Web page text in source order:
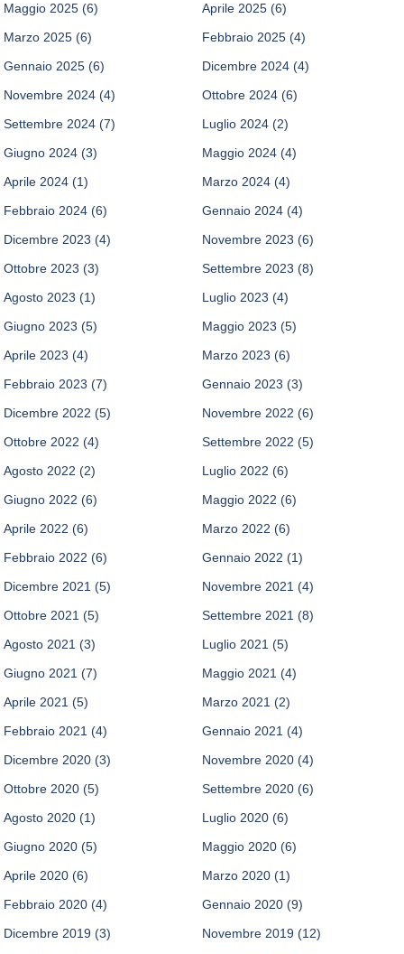
Maggio 2025 (6) Aprile 2025 (6)
Marzo 2025 (6) Febbraio 2025 (4)
Gennaio 2025 (6) Dicembre 2024 (4)
Novembre 2024 (4) Ottobre 2024 (6)
Settembre 2024 (7) Luglio 2024 (2)
Giugno 2024 (3) Maggio 2024 (4)
Aprile 2024 (1) Marzo 2024 (4)
Febbraio 2024 (6) Gennaio 2024 (4)
Dicembre 2023 (4) Novembre 2023 (6)
Ottobre 2023 (3) Settembre 2023 (8)
Agosto 2023 (1) Luglio 2023 (4)
Giugno 2023 (5) Maggio 2023 (5)
Aprile 2023 (4) Marzo 2023 (6)
Febbraio 2023 (7) Gennaio 2023 (3)
Dicembre 2022 (5) Novembre 2022 (6)
Ottobre 2022 (4) Settembre 2022 (5)
Agosto 2022 (2) Luglio 2022 (6)
Giugno 2022 (6) Maggio 2022 (6)
Aprile 2022 (6) Marzo 2022 (6)
Febbraio 2022 (6) Gennaio 2022 (1)
Dicembre 2021 (5) Novembre 2021 (4)
Ottobre 2021 (5) Settembre 2021 (8)
Agosto 2021 (3) Luglio 2021 (5)
Giugno 2021 (7) Maggio 2021 (4)
Aprile 2021 (5) Marzo 2021 (2)
Febbraio 2021 (4) Gennaio 2021 (4)
Dicembre 2020 (3) Novembre 2020 (4)
Ottobre 2020 (5) Settembre 2020 (6)
Agosto 2020 (1) Luglio 2020 (6)
Giugno 2020 (5) Maggio 2020 (6)
Aprile 2020 (6) Marzo 2020 (1)
Febbraio 2020 (4) Gennaio 2020 (9)
Dicembre 2019 (3) Novembre 2019 (12)